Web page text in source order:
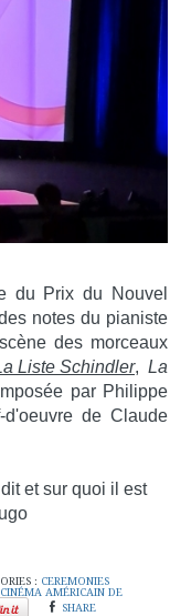
du Prix du Nouvel
notes du pianiste
des morceaux
Liste Schindler, La
par Philippe
d'oeuvre de Claude
et sur quoi il est
: CEREMONIES
AMÉRICAIN DE
SHARE